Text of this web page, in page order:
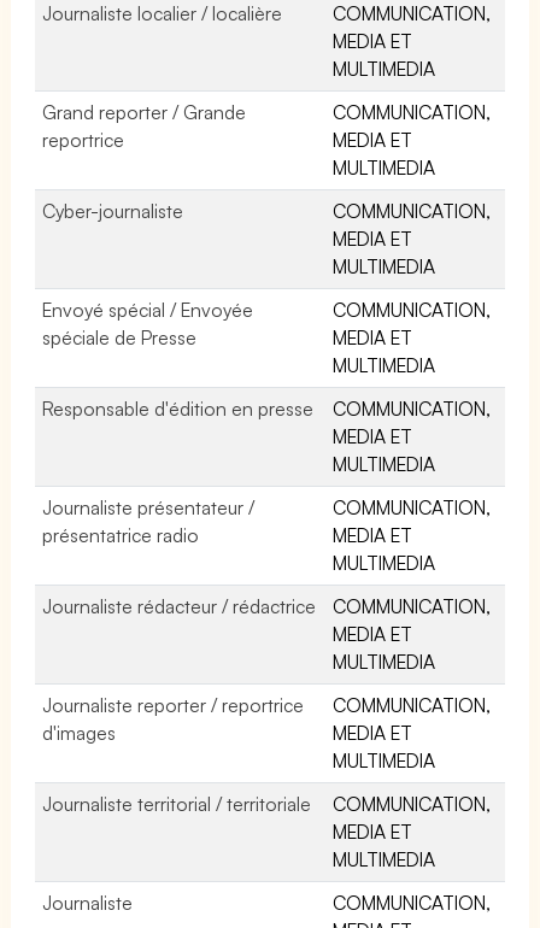
Journaliste localier / localière
COMMUNICATION,
MEDIA ET
MULTIMEDIA
Grand reporter / Grande
reportrice
COMMUNICATION,
MEDIA ET
MULTIMEDIA
Cyber-journaliste
COMMUNICATION,
MEDIA ET
MULTIMEDIA
Envoyé spécial / Envoyée
spéciale de Presse
COMMUNICATION,
MEDIA ET
MULTIMEDIA
Responsable d'édition en presse
COMMUNICATION,
MEDIA ET
MULTIMEDIA
Journaliste présentateur /
présentatrice radio
COMMUNICATION,
MEDIA ET
MULTIMEDIA
Journaliste rédacteur / rédactrice
COMMUNICATION,
MEDIA ET
MULTIMEDIA
Journaliste reporter / reportrice
d'images
COMMUNICATION,
MEDIA ET
MULTIMEDIA
Journaliste territorial / territoriale
COMMUNICATION,
MEDIA ET
MULTIMEDIA
Journaliste
COMMUNICATION,